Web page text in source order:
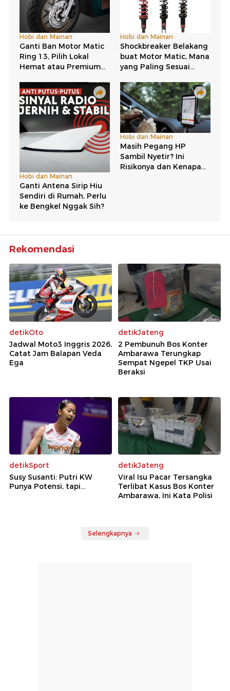
Rekomendasi
detikOto
Jadwal Moto3 Inggris 2026,
Catat Jam Balapan Veda
Ega
detikJateng
2 Pembunuh Bos Konter
Ambarawa Terungkap
Sempat Ngepel TKP Usai
Beraksi
detikSport
Susy Susanti: Putri KW
Punya Potensi, tapi...
detikJateng
Viral Isu Pacar Tersangka
Terlibat Kasus Bos Konter
Ambarawa, Ini Kata Polisi
Selengkapnya